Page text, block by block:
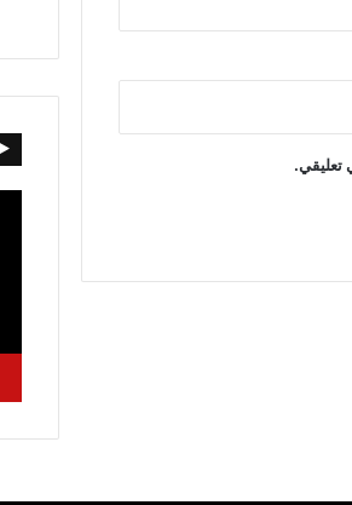
تعليقي.